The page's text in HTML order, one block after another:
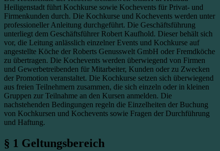
Heiligenstadt führt Kochkurse sowie Kochevents für Privat- und
Firmenkunden durch. Die Kochkurse und Kochevents werden unter
professioneller Anleitung durchgeführt. Die Geschäftsführung
unterliegt dem Geschäftsführer Robert Kaufhold. Dieser behält sich
vor, die Leitung anlässlich einzelner Events und Kochkurse auf
angestellte Köche der Roberts Genusswelt GmbH oder Fremdköche
zu übertragen. Die Kochevents werden überwiegend von Firmen
und Gewerbetreibenden für Mitarbeiter, Kunden oder zu Zwecken
der Promotion veranstaltet. Die Kochkurse setzen sich überwiegend
aus freien Teilnehmern zusammen, die sich einzeln oder in kleinen
Gruppen zur Teilnahme an den Kursen anmelden. Die
nachstehenden Bedingungen regeln die Einzelheiten der Buchung
von Kochkursen und Kochevents sowie Fragen der Durchführung
und Haftung.
§ 1 Geltungsbereich